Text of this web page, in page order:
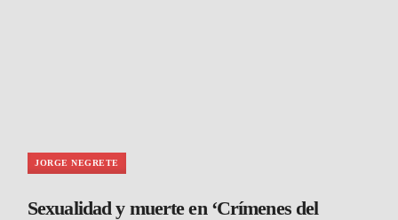
JORGE NEGRETE
Sexualidad y muerte en ‘Crímenes del